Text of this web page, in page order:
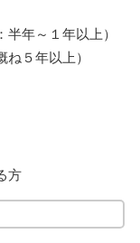
年～１年以上）
５年以上）
方